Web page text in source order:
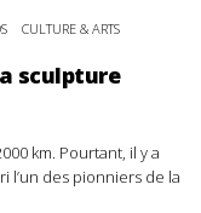
CULTURE & ARTS
sculpture
km. Pourtant, il y a
l’un des pionniers de la